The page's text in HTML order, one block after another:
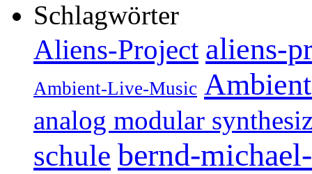
Schlagwörter
Aliens-Project aliens-
Ambient-Live-Music
analog modular
schule bernd-